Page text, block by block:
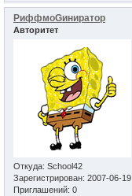
РиффмоGиниратор
Авторитет
Откуда: School42
Зарегистрирован: 2007-06-19
Приглашений: 0